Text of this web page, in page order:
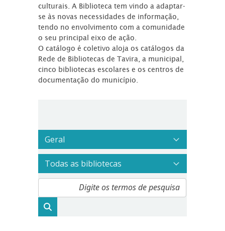
culturais. A Biblioteca tem vindo a adaptar-
se às novas necessidades de informação,
tendo no envolvimento com a comunidade
o seu principal eixo de ação.
O catálogo é coletivo aloja os catálogos da
Rede de Bibliotecas de Tavira, a municipal,
cinco bibliotecas escolares e os centros de
documentação do município.